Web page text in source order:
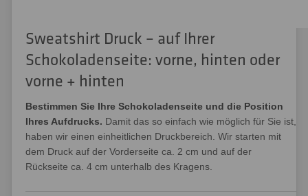
Sweatshirt Druck – auf Ihrer
Schokoladenseite: vorne, hinten oder
vorne + hinten
Bestimmen Sie Ihre Schokoladenseite und die Position
Ihres Aufdrucks. Damit das so einfach wie möglich für Sie ist,
haben wir einen einheitlichen Druckbereich. Wir starten mit
dem Druck auf der Vorderseite ca. 2 cm und auf der
Rückseite ca. 4 cm unterhalb des Kragens.